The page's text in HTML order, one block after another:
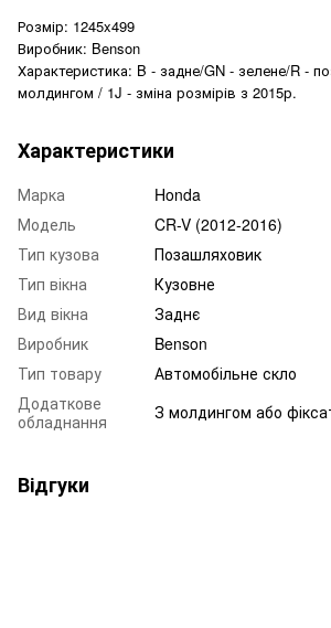
Розмір: 1245x499
Виробник: Benson
Характеристика: B - задне/GN - зелене/R -
молдингом / 1J - зміна розмірів з 2015р.
Характеристики
Марка
Honda
Модель
CR-V (2012-2016)
Тип кузова
Позашляховик
Тип вікна
Кузовне
Вид вікна
Заднє
Виробник
Benson
Тип товару
Автомобільне скло
Додаткове
обладнання
З молдингом або
Відгуки